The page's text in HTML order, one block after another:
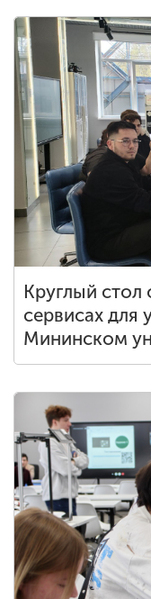
Круглый стол
сервисах для
Мининском